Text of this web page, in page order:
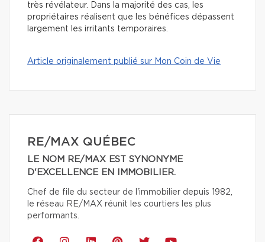
très révélateur. Dans la majorité des cas, les
propriétaires réalisent que les bénéfices dépassent
largement les irritants temporaires.
Article originalement publié sur Mon Coin de Vie
RE/MAX QUÉBEC
LE NOM RE/MAX EST SYNONYME
D'EXCELLENCE EN IMMOBILIER.
Chef de file du secteur de l'immobilier depuis 1982,
le réseau RE/MAX réunit les courtiers les plus
performants.